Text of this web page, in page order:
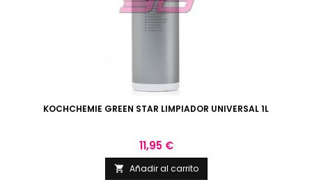
KOCHCHEMIE GREEN STAR LIMPIADOR UNIVERSAL 1L
Precio
11,95 €
 Añadir al carrito